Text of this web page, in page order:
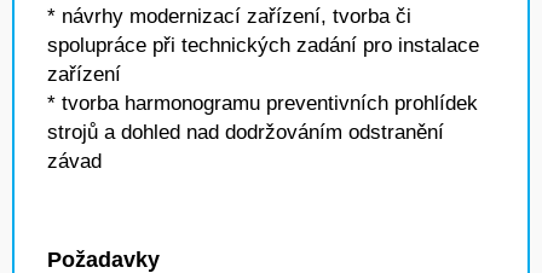
* návrhy modernizací zařízení, tvorba či
spolupráce při technických zadání pro instalace
zařízení
* tvorba harmonogramu preventivních prohlídek
strojů a dohled nad dodržováním odstranění
závad
Požadavky